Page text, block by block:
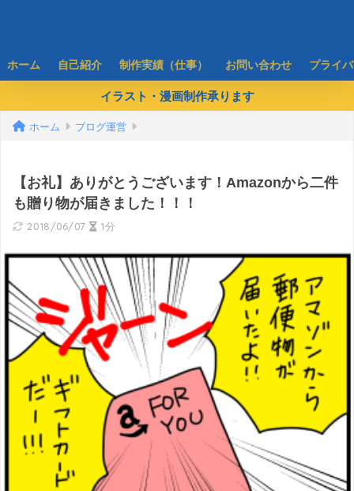
ホーム 自己紹介 制作実績（仕事） お問い合わせ プライ
イラスト・漫画制作承ります
ホーム ブログ運営
【お礼】ありがとうございます！Amazonから二件
も贈り物が届きました！！！
2018/06/07 1分